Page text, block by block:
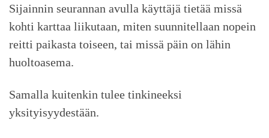
Sijainnin seurannan avulla käyttäjä tietää missä
kohti karttaa liikutaan, miten suunnitellaan nopein
reitti paikasta toiseen, tai missä päin on lähin
huoltoasema.
Samalla kuitenkin tulee tinkineeksi
yksityisyydestään.